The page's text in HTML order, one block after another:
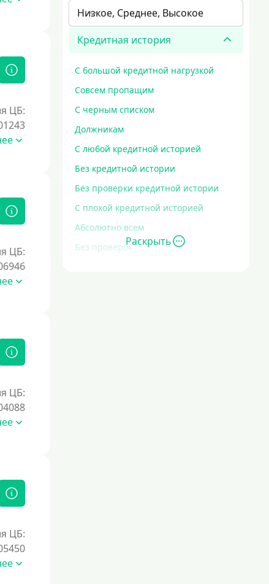
Низкое, Среднее, Высокое
Кредитная история
С большой кредитной нагрузкой
Совсем пропащим
С черным списком
Должникам
С любой кредитной историей
Без кредитной истории
Без проверки кредитной истории
С плохой кредитной историей
Абсолютно всем
Без проверокРаскрыть
ЦБ:
ЦБ:
ЦБ:
ЦБ: